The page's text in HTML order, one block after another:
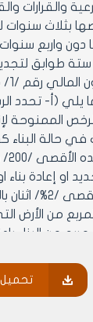
والقرارات
بثلاث سنوات
دون واربع
ستة طوابق
يلي (أ- تحدد
الممنوحة
في حالة البناء
او إعادة
البناء رسم حده
من الأرض
من البناء
تحميل